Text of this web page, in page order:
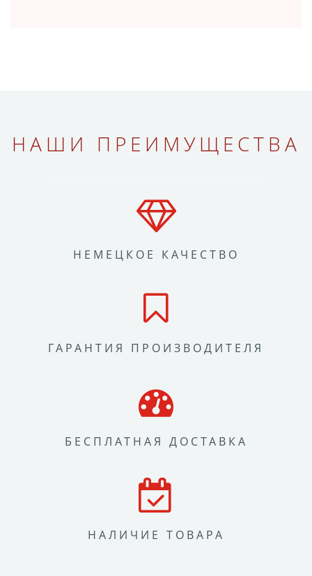
НАШИ ПРЕИМУЩЕСТВА
НЕМЕЦКОЕ КАЧЕСТВО
ГАРАНТИЯ ПРОИЗВОДИТЕЛЯ
БЕСПЛАТНАЯ ДОСТАВКА
НАЛИЧИЕ ТОВАРА